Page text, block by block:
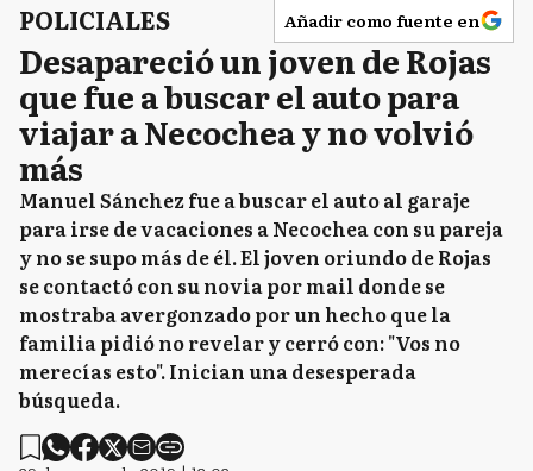
POLICIALES Añadir como fuente en
Desapareció un joven de Rojas
que fue a buscar el auto para
viajar a Necochea y no volvió
más
Manuel Sánchez fue a buscar el auto al garaje
para irse de vacaciones a Necochea con su pareja
y no se supo más de él. El joven oriundo de Rojas
se contactó con su novia por mail donde se
mostraba avergonzado por un hecho que la
familia pidió no revelar y cerró con: "Vos no
merecías esto". Inician una desesperada
búsqueda.